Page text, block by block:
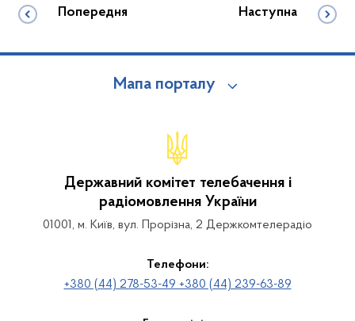
Попередня Наступна
Мапа порталу
Державний комітет телебачення і
радіомовлення України
01001, м. Київ, вул. Прорізна, 2 Держкомтелерадіо
Телефони:
+380 (44) 278-53-49 +380 (44) 239-63-89